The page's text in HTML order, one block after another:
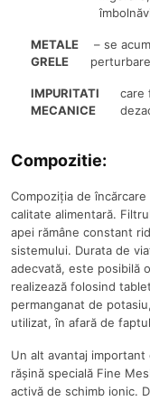
METALE
GRELE
– se
IMPURITATI
MECANICE
care
Compozitie:
Compoziția de
calitate alimentară.
apei rămâne constant
sistemului. Durata de
adecvată, este posibilă
realizează folosind
permanganat de
utilizat, în afară de
Un alt avantaj
rășină specială Fine
activă de schimb ionic.